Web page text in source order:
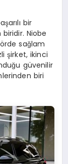
bir
Niobe
sağlam
şirket, ikinci
güvenilir
biri